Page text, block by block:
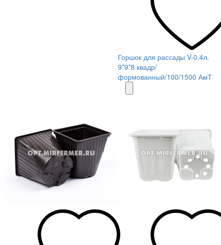
Горшок для рассады V-0,4л.
9*9*8 квадр/
формованный/100/1500 АмТ